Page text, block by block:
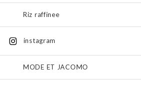
Riz raffinee
instagram
MODE ET JACOMO